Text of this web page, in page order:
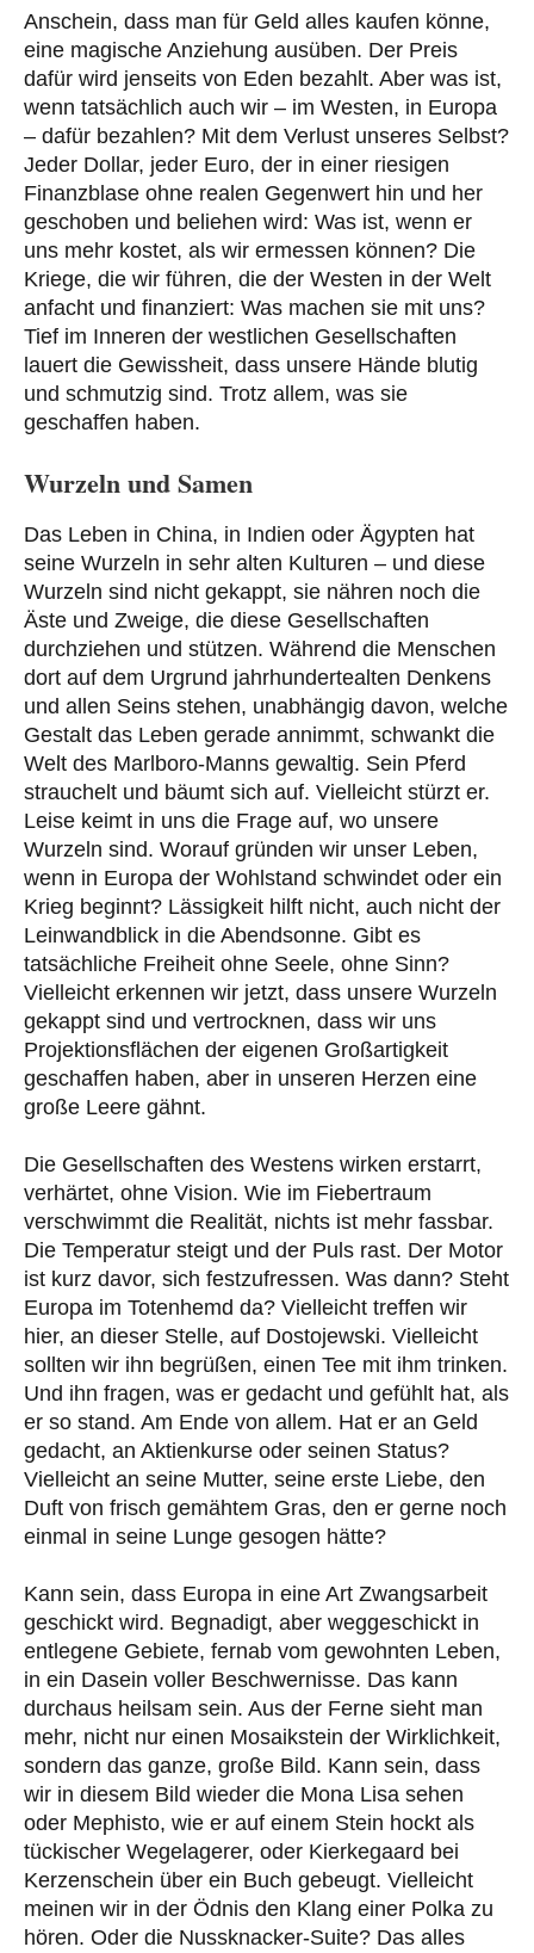
Anschein, dass man für Geld alles kaufen könne,
eine magische Anziehung ausüben. Der Preis
dafür wird jenseits von Eden bezahlt. Aber was ist,
wenn tatsächlich auch wir – im Westen, in Europa
– dafür bezahlen? Mit dem Verlust unseres Selbst?
Jeder Dollar, jeder Euro, der in einer riesigen
Finanzblase ohne realen Gegenwert hin und her
geschoben und beliehen wird: Was ist, wenn er
uns mehr kostet, als wir ermessen können? Die
Kriege, die wir führen, die der Westen in der Welt
anfacht und finanziert: Was machen sie mit uns?
Tief im Inneren der westlichen Gesellschaften
lauert die Gewissheit, dass unsere Hände blutig
und schmutzig sind. Trotz allem, was sie
geschaffen haben.
Wurzeln und Samen
Das Leben in China, in Indien oder Ägypten hat
seine Wurzeln in sehr alten Kulturen – und diese
Wurzeln sind nicht gekappt, sie nähren noch die
Äste und Zweige, die diese Gesellschaften
durchziehen und stützen. Während die Menschen
dort auf dem Urgrund jahrhundertealten Denkens
und allen Seins stehen, unabhängig davon, welche
Gestalt das Leben gerade annimmt, schwankt die
Welt des Marlboro-Manns gewaltig. Sein Pferd
strauchelt und bäumt sich auf. Vielleicht stürzt er.
Leise keimt in uns die Frage auf, wo unsere
Wurzeln sind. Worauf gründen wir unser Leben,
wenn in Europa der Wohlstand schwindet oder ein
Krieg beginnt? Lässigkeit hilft nicht, auch nicht der
Leinwandblick in die Abendsonne. Gibt es
tatsächliche Freiheit ohne Seele, ohne Sinn?
Vielleicht erkennen wir jetzt, dass unsere Wurzeln
gekappt sind und vertrocknen, dass wir uns
Projektionsflächen der eigenen Großartigkeit
geschaffen haben, aber in unseren Herzen eine
große Leere gähnt.
Die Gesellschaften des Westens wirken erstarrt,
verhärtet, ohne Vision. Wie im Fiebertraum
verschwimmt die Realität, nichts ist mehr fassbar.
Die Temperatur steigt und der Puls rast. Der Motor
ist kurz davor, sich festzufressen. Was dann? Steht
Europa im Totenhemd da? Vielleicht treffen wir
hier, an dieser Stelle, auf Dostojewski. Vielleicht
sollten wir ihn begrüßen, einen Tee mit ihm trinken.
Und ihn fragen, was er gedacht und gefühlt hat, als
er so stand. Am Ende von allem. Hat er an Geld
gedacht, an Aktienkurse oder seinen Status?
Vielleicht an seine Mutter, seine erste Liebe, den
Duft von frisch gemähtem Gras, den er gerne noch
einmal in seine Lunge gesogen hätte?
Kann sein, dass Europa in eine Art Zwangsarbeit
geschickt wird. Begnadigt, aber weggeschickt in
entlegene Gebiete, fernab vom gewohnten Leben,
in ein Dasein voller Beschwernisse. Das kann
durchaus heilsam sein. Aus der Ferne sieht man
mehr, nicht nur einen Mosaikstein der Wirklichkeit,
sondern das ganze, große Bild. Kann sein, dass
wir in diesem Bild wieder die Mona Lisa sehen
oder Mephisto, wie er auf einem Stein hockt als
tückischer Wegelagerer, oder Kierkegaard bei
Kerzenschein über ein Buch gebeugt. Vielleicht
meinen wir in der Ödnis den Klang einer Polka zu
hören. Oder die Nussknacker-Suite? Das alles